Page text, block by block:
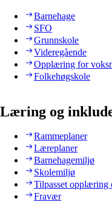
Barnehage
SFO
Grunnskole
Videregående
Opplæring for
Folkehøgskole
Læring og
Rammeplaner
Læreplaner
Barnehagemiljø
Skolemiljø
Tilpasset opplæring
Fravær